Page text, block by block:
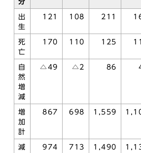
分
出
生
121 108 211
死
亡
170 110 125
自
然
増
減
△49 △2 86
増
加
計
867 698 1,559
減
974 713 1,490